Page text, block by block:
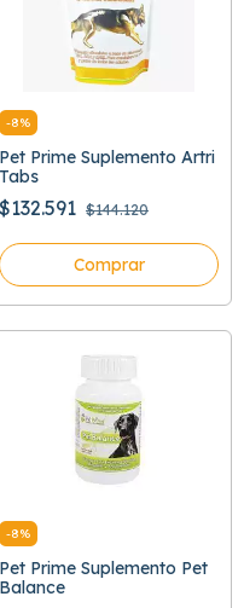
-8%
Pet Prime Suplemento Artri
Tabs
$132.591 $144.120
Comprar
-8%
Pet Prime Suplemento Pet
Balance